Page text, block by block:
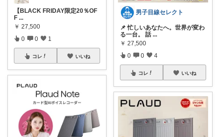
【BLACK FRIDAY限定20％OF
F ...
￥ 27,500
0 0 1
コレ いいね
男子目線セレクト
📌 忙しいあなたへ。世界が変わ
る一台。 話 ...
￥ 27,500
0 0 4
コレ いいね